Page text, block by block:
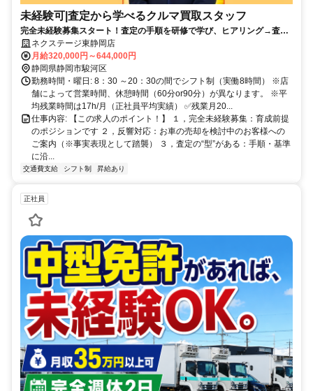
未経験可|査定から学べるクルマ買取スタッフ
完全未経験募集スタート！査定の手順を研修で学び、ヒアリング→査定
→価格提示を段階的に習得できます。
ネクステージ東静岡店
月給320,000円～644,000円
静岡県静岡市駿河区
勤務時間・曜日: 8：30 ～20：30の間でシフト制（実働8時間） ※店
舗によって営業時間、休憩時間（60分or90分）が異なります。 ※平
均残業時間は17h/月（正社員平均実績） ✅残業月20...
仕事内容: 【この求人のポイント！】 １，完全未経験募集：育成前提
のポジションです ２，反響対応：お車の売却を検討中のお客様への
ご案内（※事実表現として踏襲） ３，査定の“型”がある：手順・基準
に沿...
交通費支給 シフト制 昇給あり
正社員